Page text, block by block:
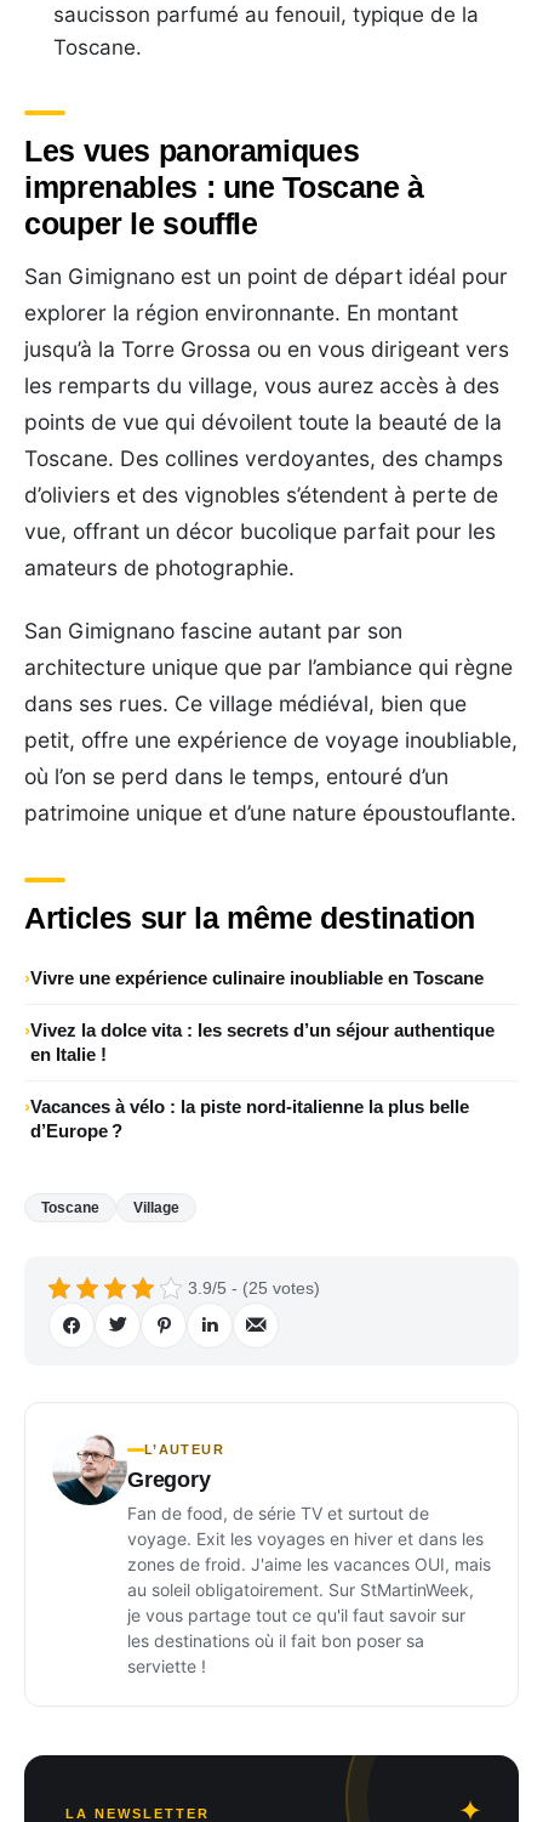
saucisson parfumé au fenouil, typique de la
Toscane.
Les vues panoramiques
imprenables : une Toscane à
couper le souffle
San Gimignano est un point de départ idéal pour
explorer la région environnante. En montant
jusqu’à la Torre Grossa ou en vous dirigeant vers
les remparts du village, vous aurez accès à des
points de vue qui dévoilent toute la beauté de la
Toscane. Des collines verdoyantes, des champs
d’oliviers et des vignobles s’étendent à perte de
vue, offrant un décor bucolique parfait pour les
amateurs de photographie.
San Gimignano fascine autant par son
architecture unique que par l’ambiance qui règne
dans ses rues. Ce village médiéval, bien que
petit, offre une expérience de voyage inoubliable,
où l’on se perd dans le temps, entouré d’un
patrimoine unique et d’une nature époustouflante.
Articles sur la même destination
Vivre une expérience culinaire inoubliable en Toscane
Vivez la dolce vita : les secrets d’un séjour authentique
en Italie !
Vacances à vélo : la piste nord‑italienne la plus belle
d’Europe ?
Toscane Village
3.9/5 - (25 votes)
L’AUTEUR
Gregory
Fan de food, de série TV et surtout de
voyage. Exit les voyages en hiver et dans les
zones de froid. J'aime les vacances OUI, mais
au soleil obligatoirement. Sur StMartinWeek,
je vous partage tout ce qu'il faut savoir sur
les destinations où il fait bon poser sa
serviette !
LA NEWSLETTER